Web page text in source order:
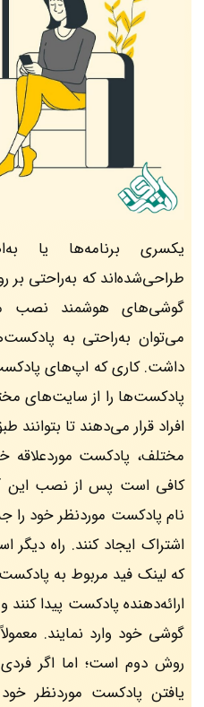
یکسری برنامه‌ها یا
طراحی‌شده‌اند که به‌راحتی
گوشی‌های هوشمند نصب
می‌توان به‌راحتی به
داشت. کاری که اپ‌های
پادکست‌ها را از سایت‌های
افراد قرار می‌دهند تا
مختلف، پادکست موردعلاقه
کافی است پس از نصب این
نام پادکست موردنظر خود را
اشتراک ایجاد کنند. راه دیگر
که لینک فید مربوط به
ارائه‌دهنده پادکست پیدا
گوشی خود وارد نمایند.
روش دوم است؛ اما اگر
یافتن پادکست موردنظر